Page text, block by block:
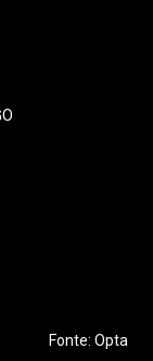
Fonte: Opta